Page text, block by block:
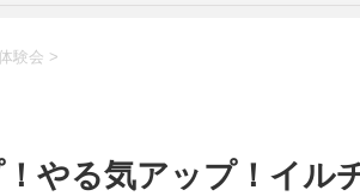
験会 >
やる気アップ！イル